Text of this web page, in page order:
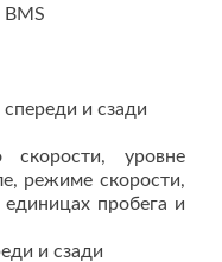
и сзади
уровне
режиме скорости,
пробега и
и сзади